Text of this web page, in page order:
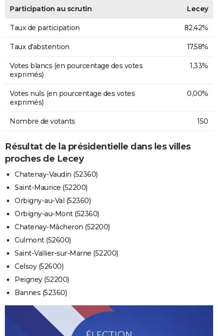
Participation au scrutin Lecey
Taux de participation 82,42%
Taux d'abstention 17,58%
Votes blancs (en pourcentage des votes
exprimés)
1,33%
Votes nuls (en pourcentage des votes
exprimés)
0,00%
Nombre de votants 150
Résultat de la présidentielle dans les villes
proches de Lecey
Chatenay-Vaudin (52360)
Saint-Maurice (52200)
Orbigny-au-Val (52360)
Orbigny-au-Mont (52360)
Chatenay-Mâcheron (52200)
Culmont (52600)
Saint-Vallier-sur-Marne (52200)
Celsoy (52600)
Peigney (52200)
Bannes (52360)